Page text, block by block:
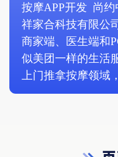
按摩APP开发尚约
祥家合科技有限公
商家端、医生端和
似美团一样的生活
上门推拿按摩领域